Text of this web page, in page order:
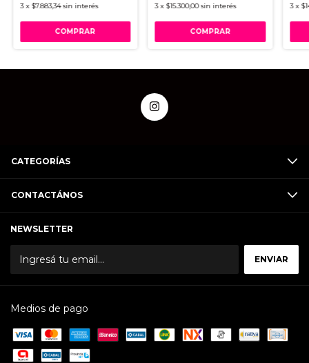
3 x $7.883,34 sin interés 3 x $15.300,00 sin interés 3 x
CATEGORÍAS
CONTACTÁNOS
NEWSLETTER
Medios de pago